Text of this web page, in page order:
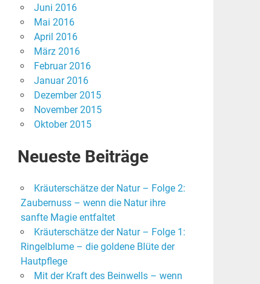
Juni 2016
Mai 2016
April 2016
März 2016
Februar 2016
Januar 2016
Dezember 2015
November 2015
Oktober 2015
Neueste Beiträge
Kräuterschätze der Natur – Folge 2:
Zaubernuss – wenn die Natur ihre
sanfte Magie entfaltet
Kräuterschätze der Natur – Folge 1:
Ringelblume – die goldene Blüte der
Hautpflege
Mit der Kraft des Beinwells – wenn